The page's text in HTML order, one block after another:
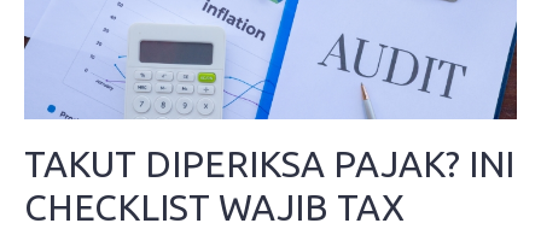
TAKUT DIPERIKSA PAJAK? INI
CHECKLIST WAJIB TAX